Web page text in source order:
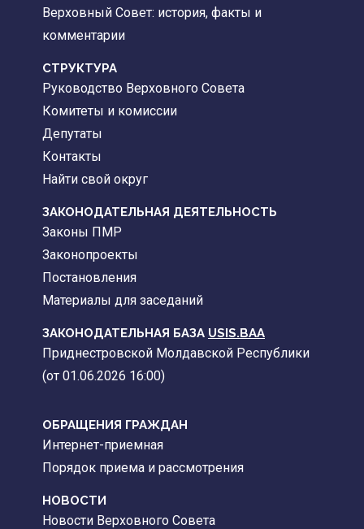
Верховный Совет: история, факты и
комментарии
CТРУКТУРА
Руководство Верховного Совета
Комитеты и комиссии
Депутаты
Контакты
Найти свой округ
ЗАКОНОДАТЕЛЬНАЯ ДЕЯТЕЛЬНОСТЬ
Законы ПМР
Законопроекты
Постановления
Материалы для заседаний
ЗАКОНОДАТЕЛЬНАЯ БАЗА USIS.BAA
Приднестровской Молдавской Республики
(от 01.06.2026 16:00)
ОБРАЩЕНИЯ ГРАЖДАН
Интернет-приемная
Порядок приема и рассмотрения
НОВОСТИ
Новости Верховного Совета